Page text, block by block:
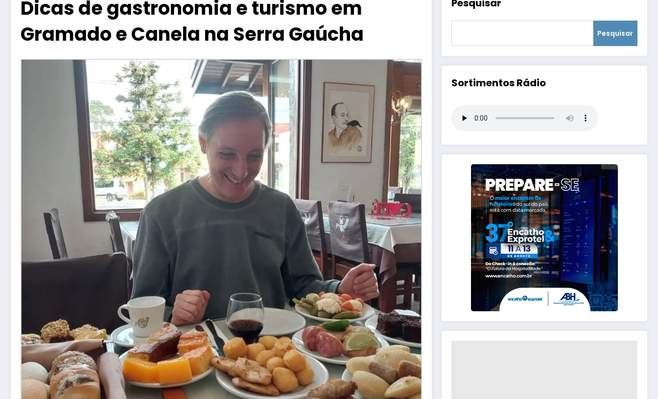
Dicas de gastronomia e turismo em
Gramado e Canela na Serra Gaúcha
Pesquisar
Pesquisar
Sortimentos Rádio